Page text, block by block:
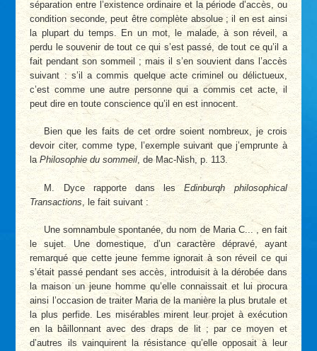
séparation entre l’existence ordinaire et la période d’accès, ou
condition seconde, peut être complète absolue ; il en est ainsi
la plupart du temps. En un mot, le malade, à son réveil, a
perdu le souvenir de tout ce qui s’est passé, de tout ce qu’il a
fait pendant son sommeil ; mais il s’en souvient dans l’accès
suivant : s’il a commis quelque acte criminel ou délictueux,
c’est comme une autre personne qui a commis cet acte, il
peut dire en toute conscience qu’il en est innocent.
Bien que les faits de cet ordre soient nombreux, je crois
devoir citer, comme type, l’exemple suivant que j’emprunte à
laPhilosophie du sommeil, de Mac-Nish, p. 113.
M. Dyce rapporte dans lesEdinburqh philosophical
Transactions , le fait suivant :
Une somnambule spontanée, du nom de Maria C... , en fait
le sujet. Une domestique, d’un caractère dépravé, ayant
remarqué que cette jeune femme ignorait à son réveil ce qui
s’était passé pendant ses accès, introduisit à la dérobée dans
la maison un jeune homme qu’elle connaissait et lui procura
ainsi l’occasion de traiter Maria de la manière la plus brutale et
la plus perfide. Les misérables mirent leur projet à exécution
en la bâillonnant avec des draps de lit ; par ce moyen et
d’autres ils vainquirent la résistance qu’elle opposait à leur